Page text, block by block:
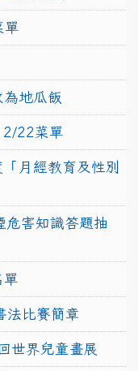
單
地瓜飯
22菜單
月經教育及性別
危害知識答題抽
單
法比賽簡章
世界兒童畫展